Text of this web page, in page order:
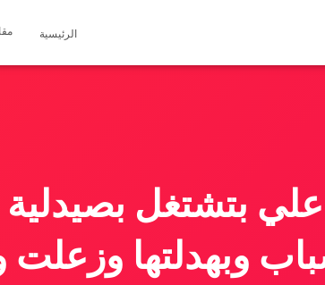
الرئيسية
بتشتغل
وبهدلتها وزعلت